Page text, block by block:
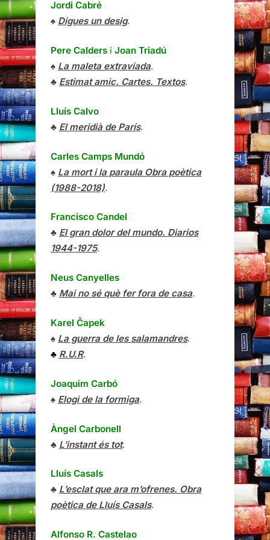
Jordi Cabré
♠ Digues un desig.
Pere Calders i Joan Triadú
♠ La maleta extraviada.
♣ Estimat amic. Cartes. Textos.
Lluís Calvo
♣ El meridià de París.
Carles Camps Mundó
♠ La mort i la paraula Obra poètica
(1988-2018).
Francisco Candel
♣ El gran dolor del mundo. Diarios
1944-1975.
Neus Canyelles
♣ Mai no sé què fer fora de casa.
Karel Čapek
♠ La guerra de les salamandres.
♣ R.U.R.
Joaquim Carbó
♠ Elogi de la formiga.
Àngel Carbonell
♣ L’instant és tot.
Lluís Casals
♣ L’esclat que ara m’ofrenes. Obra
poètica de Lluís Casals.
Alfonso R. Castelao